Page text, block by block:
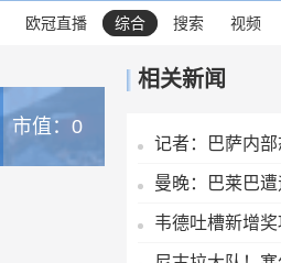
欧冠直播 综合 搜索 视频
市值：0
相关新闻